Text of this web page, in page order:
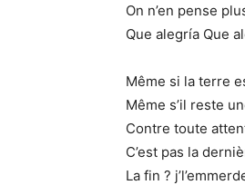
On n’en pense
Que alegría Que
Même si la terre
Même s’il reste
Contre toute
C’est pas la
La fin ?